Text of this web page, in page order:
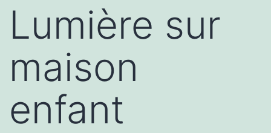
Lumière sur
maison
enfant